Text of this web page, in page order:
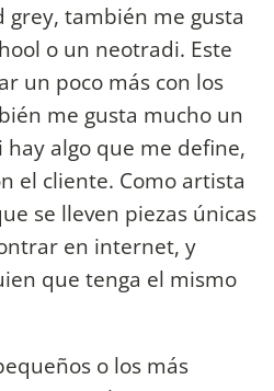
grey, también me gusta
o un neotradi. Este
un poco más con los
me gusta mucho un
hay algo que me define,
el cliente. Como artista
se lleven piezas únicas
en internet, y
que tenga el mismo
o los más